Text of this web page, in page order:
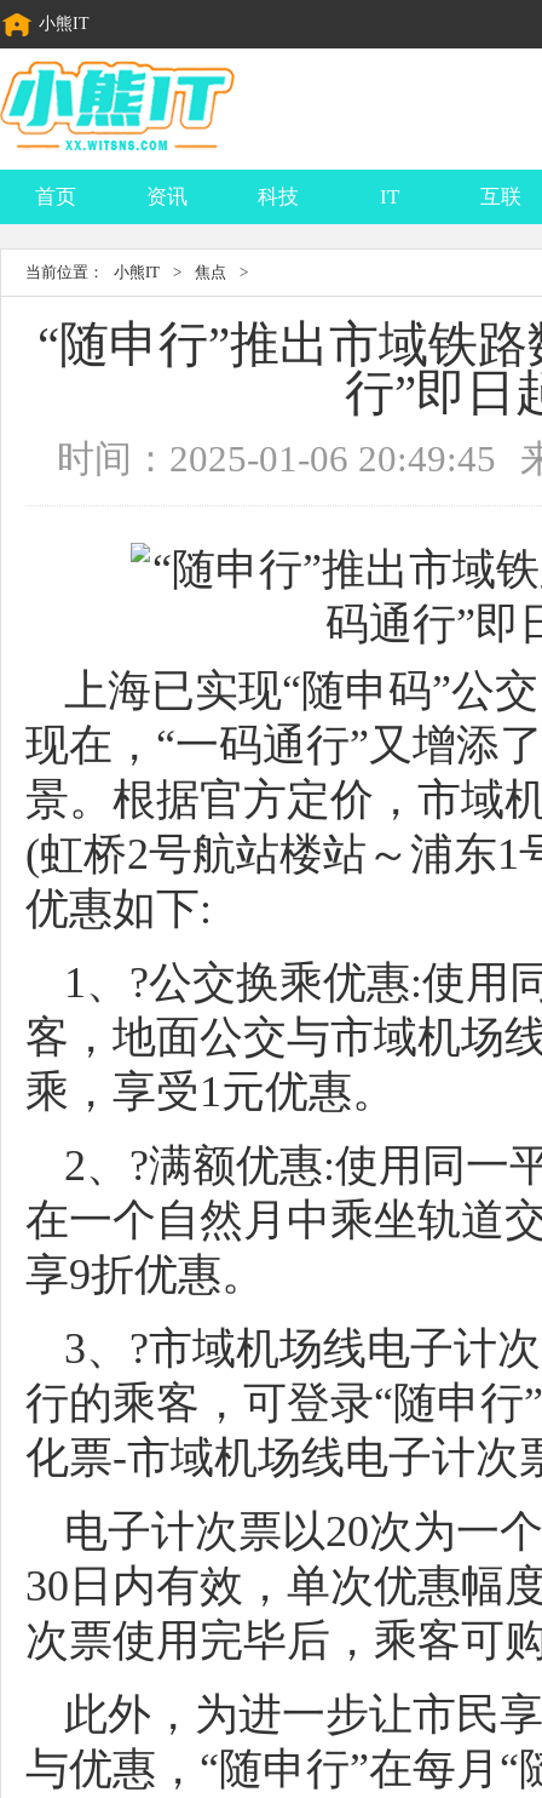
小熊IT
首页 资讯 科技 IT 互联
当前位置： 小熊IT > 焦点 >
“随申行”推出市域铁
行”即日
时间：2025-01-06 20:49:45
上海已实现“随申码”公
现在，“一码通行”又增添
景。根据官方定价，市域
(虹桥2号航站楼站～浦东1
优惠如下:
1、?公交换乘优惠:使用
客，地面公交与市域机场
乘，享受1元优惠。
2、?满额优惠:使用同一
在一个自然月中乘坐轨道
享9折优惠。
3、?市域机场线电子计
行的乘客，可登录“随申行
化票-市域机场线电子计次
电子计次票以20次为一
30日内有效，单次优惠幅
次票使用完毕后，乘客可
此外，为进一步让市民
与优惠，“随申行”在每月“